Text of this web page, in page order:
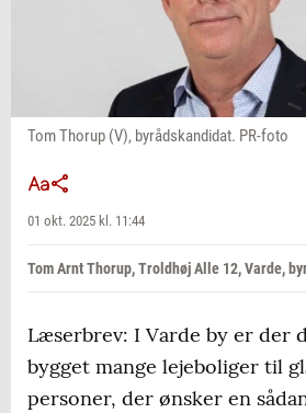
Tom Thorup (V), byrådskandidat. PR-foto
01 okt. 2025 kl. 11:44
Tom Arnt Thorup, Troldhøj Alle 12, Varde,
Læserbrev: I Varde by er der
bygget mange lejeboliger til
personer, der ønsker en